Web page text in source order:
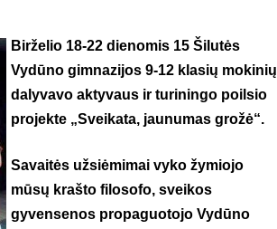
Birželio 18-22 dienomis 15 Šilutės
Vydūno gimnazijos 9-12 klasių mokinių
dalyvavo aktyvaus ir turiningo poilsio
projekte „Sveikata, jaunumas grožė“.
Savaitės užsiėmimai vyko žymiojo
mūsų krašto filosofo, sveikos
gyvensenos propaguotojo Vydūno